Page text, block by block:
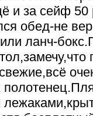
и за сейф
обед-не
ланч-